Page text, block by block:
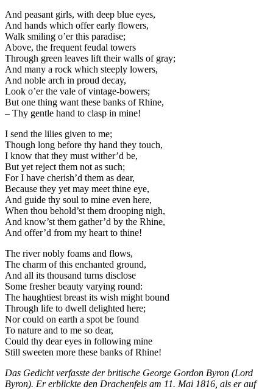
And peasant girls, with deep blue eyes,
And hands which offer early flowers,
Walk smiling o’er this paradise;
Above, the frequent feudal towers
Through green leaves lift their walls of gray;
And many a rock which steeply lowers,
And noble arch in proud decay,
Look o’er the vale of vintage-bowers;
But one thing want these banks of Rhine,
– Thy gentle hand to clasp in mine!
I send the lilies given to me;
Though long before thy hand they touch,
I know that they must wither’d be,
But yet reject them not as such;
For I have cherish’d them as dear,
Because they yet may meet thine eye,
And guide thy soul to mine even here,
When thou behold’st them drooping nigh,
And know’st them gather’d by the Rhine,
And offer’d from my heart to thine!
The river nobly foams and flows,
The charm of this enchanted ground,
And all its thousand turns disclose
Some fresher beauty varying round:
The haughtiest breast its wish might bound
Through life to dwell delighted here;
Nor could on earth a spot be found
To nature and to me so dear,
Could thy dear eyes in following mine
Still sweeten more these banks of Rhine!
Das Gedicht verfasste der britische George Gordon Byron (Lord
Byron). Er erblickte den Drachenfels am 11. Mai 1816, als er auf